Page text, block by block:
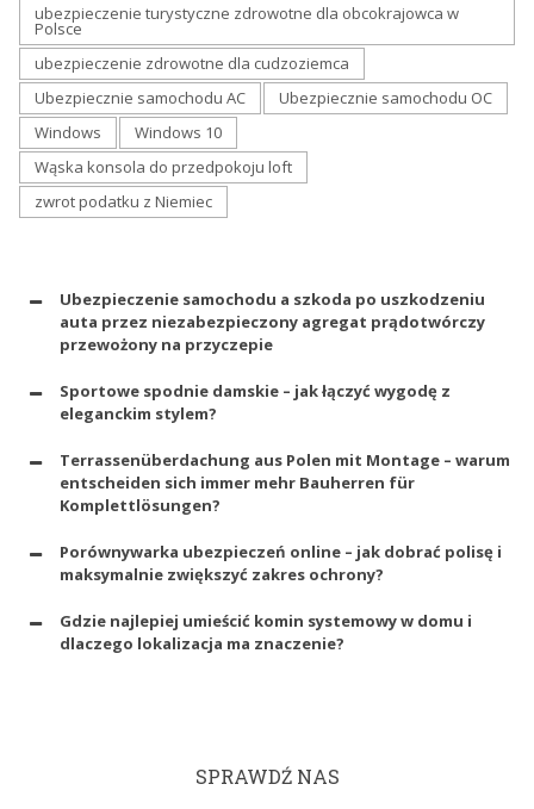
ubezpieczenie turystyczne zdrowotne dla obcokrajowca w
Polsce
ubezpieczenie zdrowotne dla cudzoziemca
Ubezpiecznie samochodu AC
Ubezpiecznie samochodu OC
Windows
Windows 10
Wąska konsola do przedpokoju loft
zwrot podatku z Niemiec
Ubezpieczenie samochodu a szkoda po uszkodzeniu
auta przez niezabezpieczony agregat prądotwórczy
przewożony na przyczepie
Sportowe spodnie damskie – jak łączyć wygodę z
eleganckim stylem?
Terrassenüberdachung aus Polen mit Montage – warum
entscheiden sich immer mehr Bauherren für
Komplettlösungen?
Porównywarka ubezpieczeń online – jak dobrać polisę i
maksymalnie zwiększyć zakres ochrony?
Gdzie najlepiej umieścić komin systemowy w domu i
dlaczego lokalizacja ma znaczenie?
SPRAWDŹ NAS